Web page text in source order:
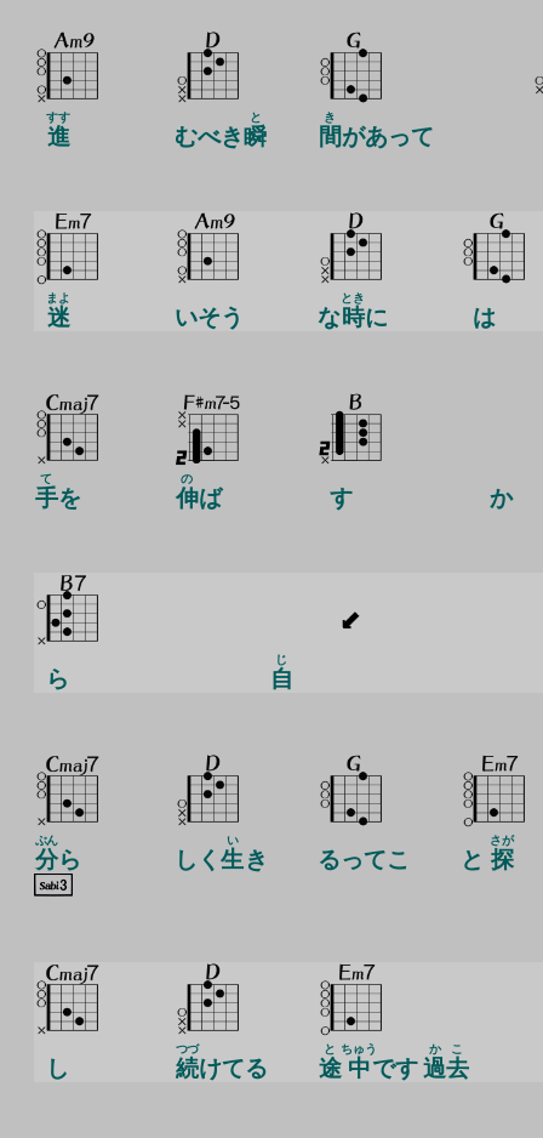
進
すす
むべき瞬
と
間
き
があって
迷
まよ
いそう な時
とき
に は
手
て
を 伸
の
ば す か
ら 自
じ
分
ぶん
ら しく生
い
き るってこ と 探
さが
し 続
つづ
けてる 途
と
中
ちゅう
です過去
かこ